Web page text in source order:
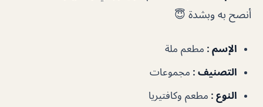
أنصح به وبشدة 😇
الإسم : مطعم ملة
التصنيف : مجموعات
النوع : مطعم وكافتيريا